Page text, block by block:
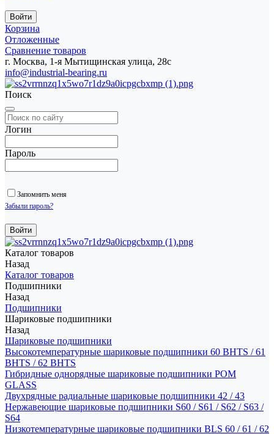
Корзина
Отложенные
Сравнение товаров
г. Москва, 1-я Мытищинская улица, 28с
info@industrial-bearing.ru
Поиск
Логин
Пароль
Запомнить меня
Забыли пароль?
Каталог товаров
Назад
Каталог товаров
Подшипники
Назад
Подшипники
Шариковые подшипники
Назад
Шариковые подшипники
Высокотемпературные шариковые подшипники 60 BHTS / 61
BHTS / 62 BHTS
Гибридные однорядные шариковые подшипники POM
GLASS
Двухрядные радиальные шариковые подшипники 42 / 43
Нержавеющие шариковые подшипники S60 / S61 / S62 / S63 /
S64
Низкотемпературные шариковые подшипники BLS 60 / 61 / 62